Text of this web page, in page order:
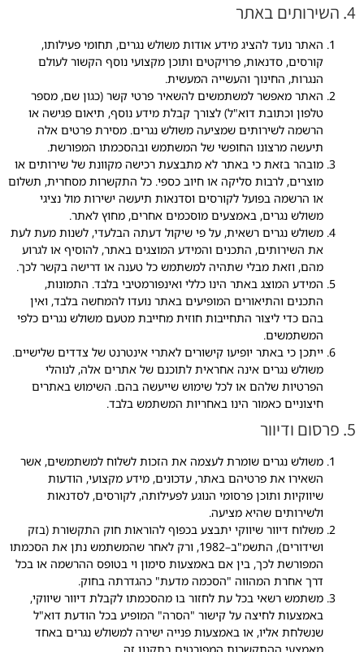
4. השירותים באתר
האתר נועד להציג מידע אודות משולש נגרים, תחומי פעילותו,
קורסים, סדנאות, פרויקטים ותוכן מקצועי נוסף הקשור לעולם
הנגרות, החינוך והעשייה המעשית.
האתר מאפשר למשתמשים להשאיר פרטי קשר (כגון שם, מספר
טלפון וכתובת דוא"ל) לצורך קבלת מידע נוסף, תיאום פגישה או
הרשמה לשירותים שמציעה משולש נגרים. מסירת פרטים אלה
תיעשה מרצונו החופשי של המשתמש ובהסכמתו המפורשת.
מובהר בזאת כי באתר לא מתבצעת רכישה מקוונת של שירותים או
מוצרים, לרבות סליקה או חיוב כספי. כל התקשרות מסחרית, תשלום
או הרשמה בפועל לקורסים וסדנאות תיעשה ישירות מול נציגי
משולש נגרים, באמצעים מוסכמים אחרים, מחוץ לאתר.
משולש נגרים רשאית, על פי שיקול דעתה הבלעדי, לשנות מעת לעת
את השירותים, התכנים והמידע המוצגים באתר, להוסיף או לגרוע
מהם, וזאת מבלי שתהיה למשתמש כל טענה או דרישה בקשר לכך.
המידע המוצג באתר הינו כללי ואינפורמטיבי בלבד. התמונות,
התכנים והתיאורים המופיעים באתר נועדו להמחשה בלבד, ואין
בהם כדי ליצור התחייבות חוזית מחייבת מטעם משולש נגרים כלפי
המשתמשים.
ייתכן כי באתר יופיעו קישורים לאתרי אינטרנט של צדדים שלישיים.
משולש נגרים אינה אחראית לתוכנם של אתרים אלה, לנוהלי
הפרטיות שלהם או לכל שימוש שייעשה בהם. השימוש באתרים
חיצוניים כאמור הינו באחריות המשתמש בלבד.
5. פרסום ודיוור
משולש נגרים שומרת לעצמה את הזכות לשלוח למשתמשים, אשר
השאירו את פרטיהם באתר, עדכונים, מידע מקצועי, הודעות
שיווקיות ותוכן פרסומי הנוגע לפעילותה, לקורסים, לסדנאות
ולשירותים שהיא מציעה.
משלוח דיוור שיווקי יתבצע בכפוף להוראות חוק התקשורת (בזק
ושידורים), התשמ"ב–1982, ורק לאחר שהמשתמש נתן את הסכמתו
המפורשת לכך, בין אם באמצעות סימון וי בטופס ההרשמה או בכל
דרך אחרת המהווה "הסכמה מדעת" כהגדרתה בחוק.
משתמש רשאי בכל עת לחזור בו מהסכמתו לקבלת דיוור שיווקי,
באמצעות לחיצה על קישור "הסרה" המופיע בכל הודעת דוא"ל
שנשלחת אליו, או באמצעות פנייה ישירה למשולש נגרים באחד